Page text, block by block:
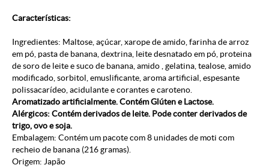
Características:
Ingredientes: Maltose, açúcar, xarope de amido, farinha de arroz
em pó, pasta de banana, dextrina, leite desnatado em pó, proteina
de soro de leite e suco de banana, amido , gelatina, tealose, amido
modificado, sorbitol, emuslificante, aroma artificial, espesante
polissacarídeo, acidulante e corantes e caroteno.
Aromatizado artificialmente. Contém Glúten e Lactose.
Alérgicos: Contém derivados de leite. Pode conter derivados de
trigo, ovo e soja.
Embalagem: Contém um pacote com 8 unidades de moti com
recheio de banana (216 gramas).
Origem: Japão